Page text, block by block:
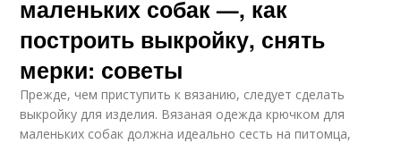
маленьких собак —, как
построить выкройку, снять
мерки: советы
Прежде, чем приступить к вязанию, следует сделать
выкройку для изделия. Вязаная одежда крючком для
маленьких собак должна идеально сесть на питомца,